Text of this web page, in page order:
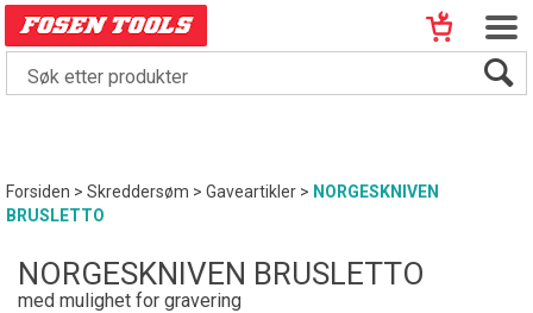
Forsiden>Skreddersøm>Gaveartikler> NORGESKNIVEN
BRUSLETTO
NORGESKNIVEN BRUSLETTO
med mulighet for gravering